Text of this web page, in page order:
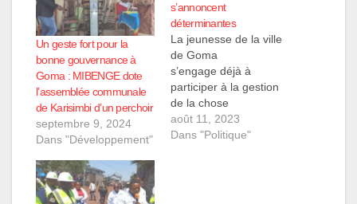
Un geste fort pour la
bonne gouvernance à
Goma : MIBENGE dote
l’assemblée communale
de Karisimbi d’un perchoir
septembre 9, 2024
Dans "Développement"
s’annoncent
déterminantes
La jeunesse de la ville
de Goma
s’engage déjà à
participer à la gestion
de la chose
publique de la
RDC. Ceci ressort de
août 11, 2023
Dans "Politique"